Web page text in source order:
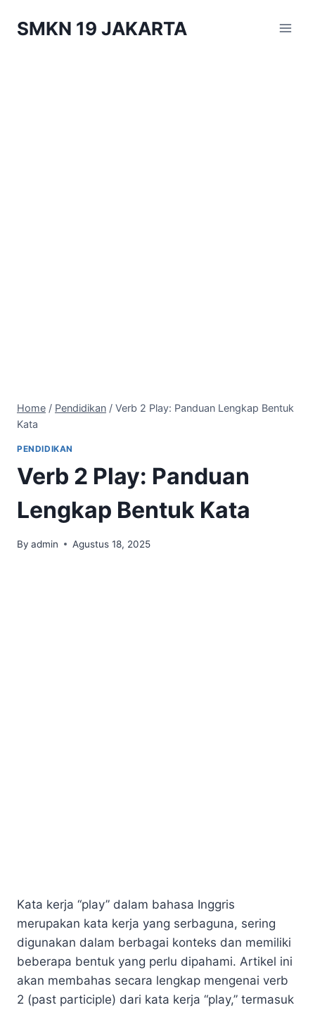
SMKN 19 JAKARTA
Home / Pendidikan / Verb 2 Play: Panduan Lengkap Bentuk
Kata
PENDIDIKAN
Verb 2 Play: Panduan
Lengkap Bentuk Kata
By admin Agustus 18, 2025
Kata kerja “play” dalam bahasa Inggris
merupakan kata kerja yang serbaguna, sering
digunakan dalam berbagai konteks dan memiliki
beberapa bentuk yang perlu dipahami. Artikel ini
akan membahas secara lengkap mengenai verb
2 (past participle) dari kata kerja “play,” termasuk